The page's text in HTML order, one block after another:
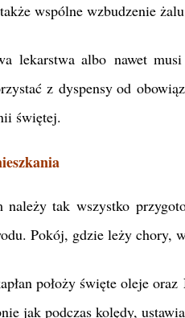
wspólne wzbudzenie
lekarstwa albo nawet
z dyspensy od
świętej.
należy tak wszystko
Pokój, gdzie leży chory,
położy święte oleje
jak podczas kolędy,